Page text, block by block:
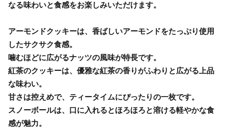
なる味わいと食感をお楽しみいただけます。
アーモンドクッキーは、香ばしいアーモンドをたっぷり使用
したサクサク食感。
噛むほどに広がるナッツの風味が特長です。
紅茶のクッキーは、優雅な紅茶の香りがふわりと広がる上品
な味わい。
甘さは控えめで、ティータイムにぴったりの一枚です。
スノーボールは、口に入れるとほろほろと溶ける軽やかな食
感が魅力。